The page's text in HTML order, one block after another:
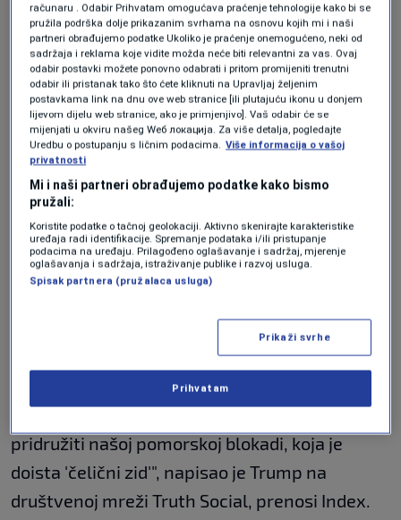
Na naše razarače ispaljene su rakete, ali su
lako oborene. Isto tako, pojavili su se dronovi
koji su spaljeni još u zraku. Padali su u ocean
prekrasno, poput leptira koji pada u svoj grob!
Normalna država dopustila bi tim razaračima
prolazak, ali Iran nije normalna država. Vode
ga LUĐACI i, kad bi imali priliku upotrijebiti
nuklearno oružje, učinili bi to bez ikakve
sumnje.
ponovno porazili, tako ćemo ih u budućnosti
udariti još jače i mnogo nasilnije ako brzo ne
potpišu sporazum! Naša tri razarača, sa svojim
sjajnim posadama, sada će se ponovno
pridružiti našoj pomorskoj blokadi, koja je
doista 'čelični zid'", napisao je Trump na
društvenoj mreži Truth Social, prenosi Index.
računaru . Odabir Prihvatam omogućava praćenje tehnologije kako bi se
pružila podrška dolje prikazanim svrhama na osnovu kojih mi i naši
partneri obrađujemo podatke Ukoliko je praćenje onemogućeno, neki od
sadržaja i reklama koje vidite možda neće biti relevantni za vas. Ovaj
odabir postavki možete ponovno odabrati i pritom promijeniti trenutni
odabir ili pristanak tako što ćete kliknuti na Upravljaj željenim
postavkama link na dnu ove web stranice [ili plutajuću ikonu u donjem
lijevom dijelu web stranice, ako je primjenjivo]. Vaš odabir će se
mijenjati u okviru našeg Wеб локација. Za više detalja, pogledajte
Uredbu o postupanju s ličnim podacima. Više informacija o vašoj
privatnosti
Mi i naši partneri obrađujemo podatke kako bismo
pružali:
Koristite podatke o tačnoj geolokaciji. Aktivno skenirajte karakteristike
uređaja radi identifikacije. Spremanje podataka i/ili pristupanje
podacima na uređaju. Prilagođeno oglašavanje i sadržaj, mjerenje
oglašavanja i sadržaja, istraživanje publike i razvoj usluga.
Spisak partnera (pružalaca usluga)
Prikaži svrhe
Prihvatam